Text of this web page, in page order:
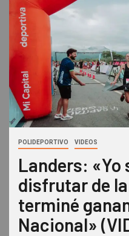
POLIDEPORTIVO VIDEOS
Landers: «Yo
disfrutar de
terminé
Nacional»